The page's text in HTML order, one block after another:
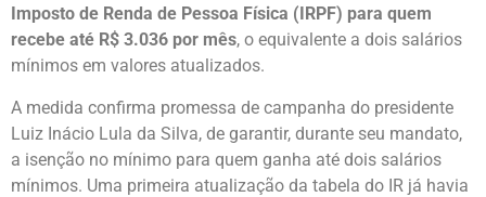
Imposto de Renda de Pessoa Física (IRPF) para quem
recebe até R$ 3.036 por mês, o equivalente a dois salários
mínimos em valores atualizados.
A medida confirma promessa de campanha do presidente
Luiz Inácio Lula da Silva, de garantir, durante seu mandato,
a isenção no mínimo para quem ganha até dois salários
mínimos. Uma primeira atualização da tabela do IR já havia